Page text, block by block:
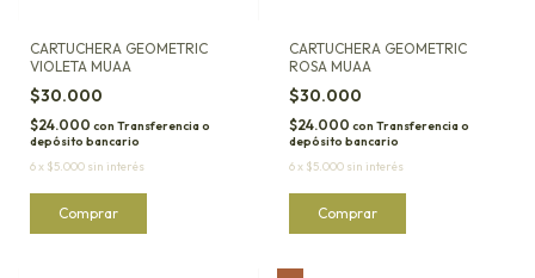
CARTUCHERA GEOMETRIC
VIOLETA MUAA
$30.000
$24.000 con Transferencia o
depósito bancario
6x $5.000 sin interés
CARTUCHERA GEOMETRIC
ROSA MUAA
$30.000
$24.000 con Transferencia o
depósito bancario
6x $5.000 sin interés